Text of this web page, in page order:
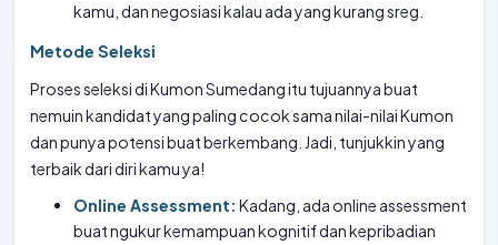
kamu, dan negosiasi kalau ada yang kurang sreg.
Metode Seleksi
Proses seleksi di Kumon Sumedang itu tujuannya buat
nemuin kandidat yang paling cocok sama nilai-nilai Kumon
dan punya potensi buat berkembang. Jadi, tunjukkin yang
terbaik dari diri kamu ya!
Online Assessment: Kadang, ada online assessment
buat ngukur kemampuan kognitif dan kepribadian